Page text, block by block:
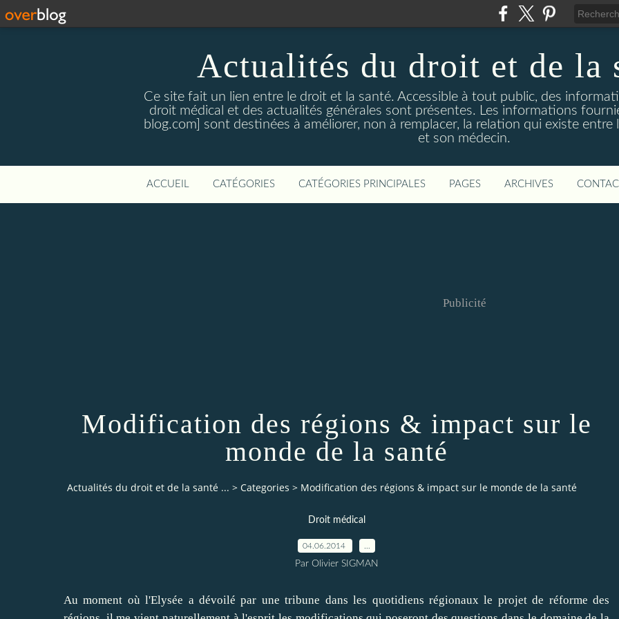
Actualités du droit et de la
Ce site fait un lien entre le droit et la santé. Accessible à tout public, des
droit médical et des actualités générales sont présentes. Les informations
blog.com] sont destinées à améliorer, non à remplacer, la relation qui existe
et son médecin.
ACCUEIL CATÉGORIES CATÉGORIES PRINCIPALES PAGES ARCHIVES
Publicité
Modification des régions & impact sur le
monde de la santé
Actualités du droit et de la santé ... > Categories > Modification des régions & impact sur le monde de la santé
Droit médical
04.06.2014
Par Olivier SIGMAN
Au moment où l'Elysée a dévoilé par une tribune dans les quotidiens régionaux le projet de réforme des